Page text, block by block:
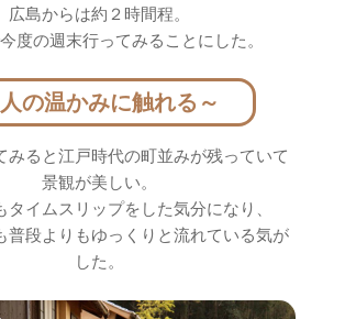
広島からは約２時間程。
度の週末行ってみることにした。
の温かみに触れる～
みると江戸時代の町並みが残っていて
景観が美しい。
タイムスリップをした気分になり、
普段よりもゆっくりと流れている気が
した。